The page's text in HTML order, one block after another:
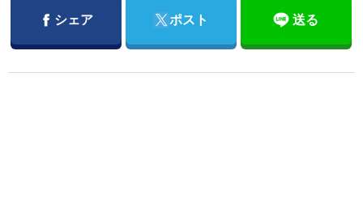
Facebook
シェア Twitter
ポスト 送る